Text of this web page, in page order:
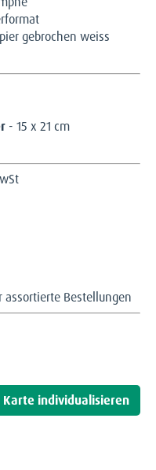
gebrochen weiss
- 15 x 21 cm
Bestellungen